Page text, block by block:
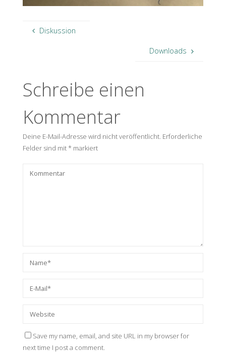
Diskussion
Downloads
Schreibe einen
Kommentar
Deine E-Mail-Adresse wird nicht veröffentlicht. Erforderliche
Felder sind mit*markiert
Save my name, email, and site URL in my browser for
next time I post a comment.